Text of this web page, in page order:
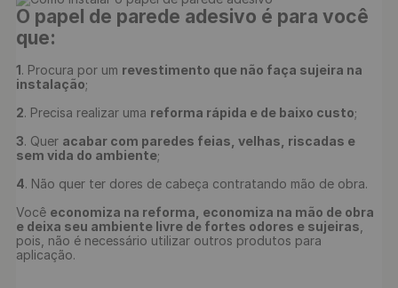
O papel de parede adesivo é para você
que:
1. Procura por um revestimento que não faça sujeira na
instalação;
2. Precisa realizar uma reforma rápida e de baixo custo;
3. Quer acabar com paredes feias, velhas, riscadas e
sem vida do ambiente;
4. Não quer ter dores de cabeça contratando mão de obra.
Você economiza na reforma, economiza na mão de obra
e deixa seu ambiente livre de fortes odores e sujeiras
pois, não é necessário utilizar outros produtos para